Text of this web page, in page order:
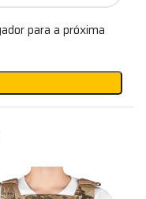
para a próxima